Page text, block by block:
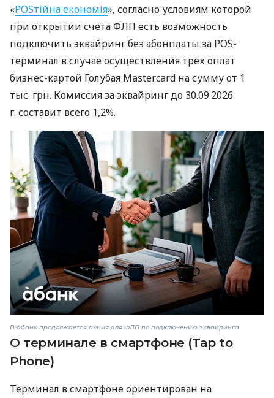
«POSтійна економія», согласно условиям которой
при открытии счета ФЛП есть возможность
подключить эквайринг без абонплаты за POS-
терминал в случае осуществления трех оплат
бизнес-картой Голубая Mastercard на сумму от 1
тыс. грн. Комиссия за эквайринг до 30.09.2026
г. составит всего 1,2%.
В àбанк продолжается акция для ФЛП по подключению эквайринга
О терминале в смартфоне (Tap to
Phone)
Терминал в смартфоне ориентирован на